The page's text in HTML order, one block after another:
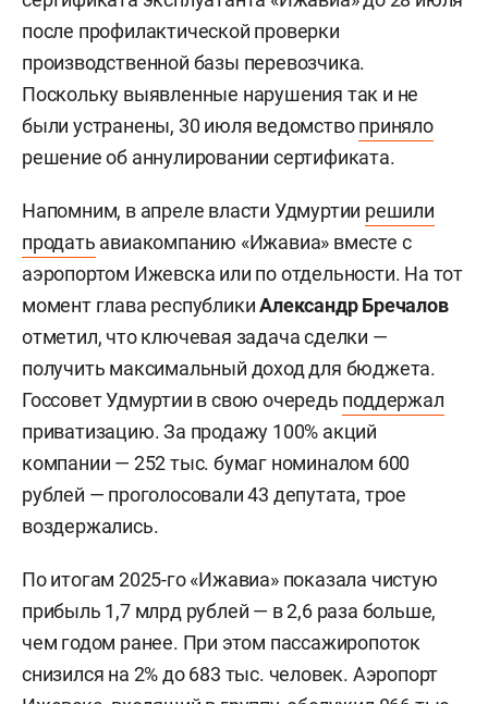
после профилактической проверки
производственной базы перевозчика.
Поскольку выявленные нарушения так и не
были устранены, 30 июля ведомствоприняло
решение об аннулировании сертификата.
Напомним, в апреле власти Удмуртии решили
продать авиакомпанию «Ижавиа» вместе с
аэропортом Ижевска или по отдельности. На тот
момент глава республикиАлександр Бречалов
отметил, что ключевая задача сделки —
получить максимальный доход для бюджета.
Госсовет Удмуртии в свою очередь поддержал
приватизацию. За продажу 100% акций
компании — 252 тыс. бумаг номиналом 600
рублей — проголосовали 43 депутата, трое
воздержались.
По итогам 2025-го «Ижавиа» показала чистую
прибыль 1,7 млрд рублей — в 2,6 раза больше,
чем годом ранее. При этом пассажиропоток
снизился на 2% до 683 тыс. человек. Аэропорт